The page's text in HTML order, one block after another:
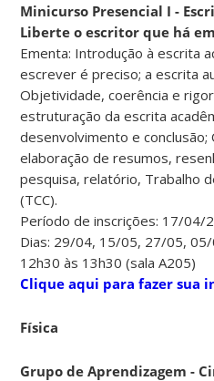
Minicurso Presencial I -
Liberte o escritor que há
Ementa: Introdução à escrita
escrever é preciso; a escrita
Objetividade, coerência e
estruturação da escrita
desenvolvimento e conclusão;
elaboração de resumos,
pesquisa, relatório, Trabalho
(TCC).
Período de inscrições: 17/04/
Dias: 29/04, 15/05, 27/05,
12h30 às 13h30 (sala A205)
Clique aqui para fazer sua
Física
Grupo de Aprendizagem -